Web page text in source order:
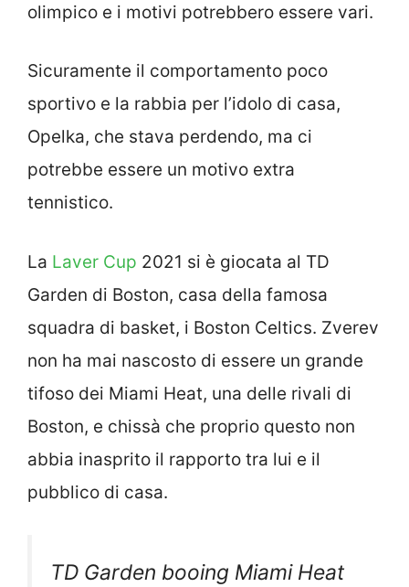
olimpico e i motivi potrebbero essere vari.
Sicuramente il comportamento poco
sportivo e la rabbia per l’idolo di casa,
Opelka, che stava perdendo, ma ci
potrebbe essere un motivo extra
tennistico.
La Laver Cup 2021 si è giocata al TD
Garden di Boston, casa della famosa
squadra di basket, i Boston Celtics. Zverev
non ha mai nascosto di essere un grande
tifoso dei Miami Heat, una delle rivali di
Boston, e chissà che proprio questo non
abbia inasprito il rapporto tra lui e il
pubblico di casa.
TD Garden booing Miami Heat